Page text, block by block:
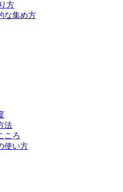
方
な集め方
法
ころ
使い方